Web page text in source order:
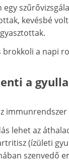
egy
kevésbé
brokkoli a napi
a
lehet az
(ízületi
szenvedő